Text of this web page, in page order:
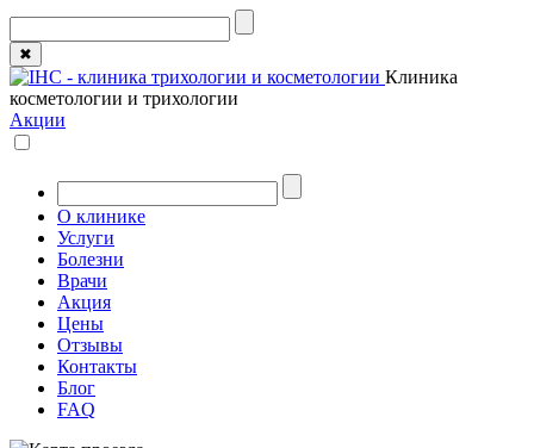
✖
Клиника
косметологии и трихологии
Акции
О клинике
Услуги
Болезни
Врачи
Акция
Цены
Отзывы
Контакты
Блог
FAQ